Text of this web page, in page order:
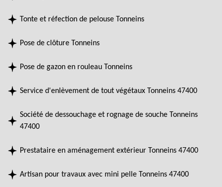
Tonte et réfection de pelouse Tonneins
Pose de clôture Tonneins
Pose de gazon en rouleau Tonneins
Service d'enlèvement de tout végétaux Tonneins 47400
Société de dessouchage et rognage de souche Tonneins
47400
Prestataire en aménagement extérieur Tonneins 47400
Artisan pour travaux avec mini pelle Tonneins 47400